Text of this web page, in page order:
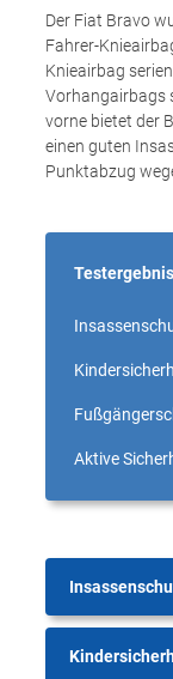
Der Fiat Bravo
Fahrer-
Knieairbag
Vorhangairbags
vorne bietet der
einen guten
Punktabzug
Aktive